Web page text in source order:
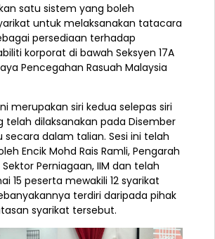
satu sistem yang boleh
untuk melaksanakan tatacara
persediaan terhadap
korporat di bawah Seksyen 17A
Pencegahan Rasuah Malaysia
merupakan siri kedua selepas siri
telah dilaksanakan pada Disember
secara dalam talian. Sesi ini telah
Encik Mohd Rais Ramli, Pengarah
Perniagaan, IIM dan telah
15 peserta mewakili 12 syarikat
terdiri daripada pihak
syarikat tersebut.